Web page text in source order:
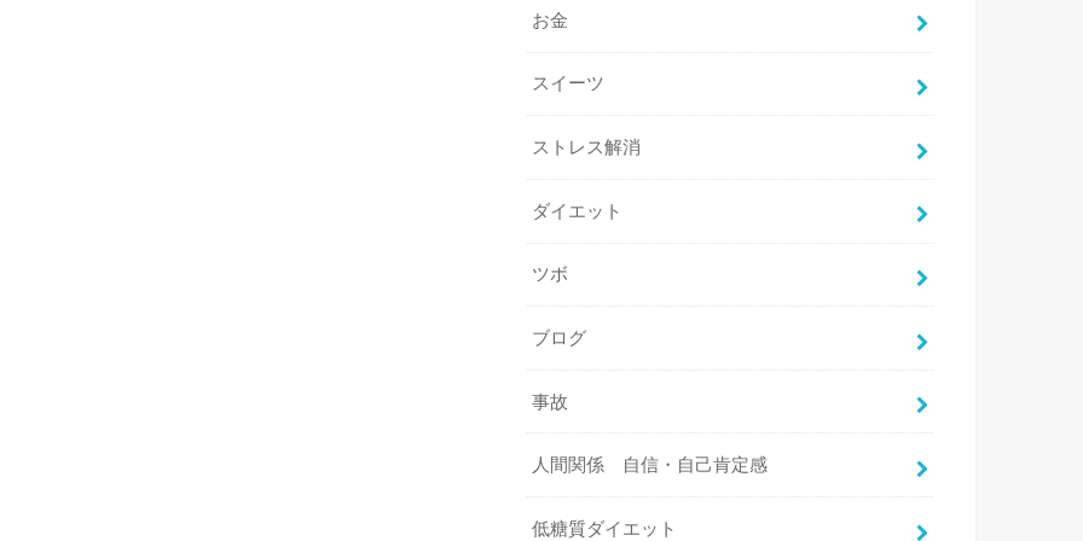
お金
スイーツ
ストレス解消
ダイエット
ツボ
ブログ
事故
人間関係 自信・自己肯定感
低糖質ダイエット